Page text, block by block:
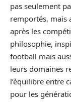
pas seulement
remportés, mais
après les
philosophie,
football mais
leurs domaines
l’équilibre entre
pour les